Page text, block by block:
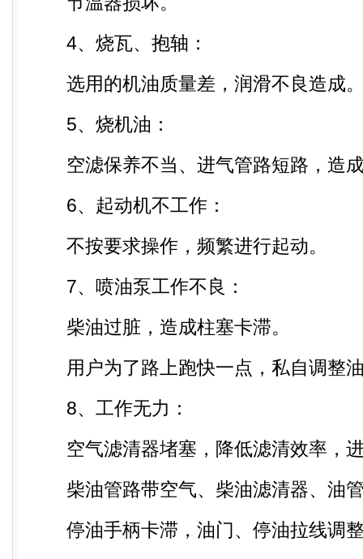
4、烧瓦、抱轴：
选用的机油质量差，润滑不良造成
5、烧机油：
空滤保养不当、进气管路短路，造成
6、起动机不工作：
不按要求操作，频繁进行起动。
7、喷油泵工作不良：
柴油过脏，造成柱塞卡滞。
用户为了路上跑快一点，私自调整
8、工作无力：
空气滤清器堵塞，降低滤清效率，
柴油管路带空气、柴油滤清器、油
停油手柄卡滞，油门、停油拉线调